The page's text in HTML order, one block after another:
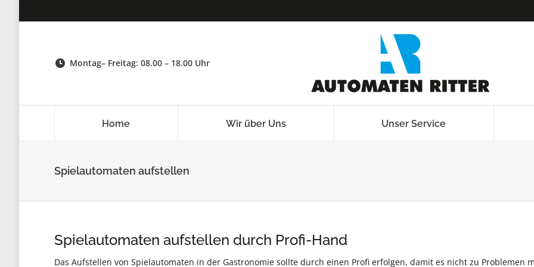
Montag– Freitag: 08.00 – 18.00 Uhr
Home Wir über Uns Unser Service
Spielautomaten aufstellen
Spielautomaten aufstellen durch Profi-Hand
Das Aufstellen von Spielautomaten in der Gastronomie sollte durch einen Profi erfolgen, damit es nicht zu Problemen